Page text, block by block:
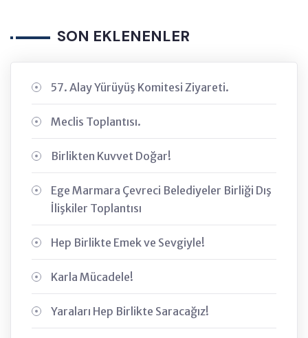
SON EKLENENLER
57. Alay Yürüyüş Komitesi Ziyareti.
Meclis Toplantısı.
Birlikten Kuvvet Doğar!
Ege Marmara Çevreci Belediyeler Birliği Dış
İlişkiler Toplantısı
Hep Birlikte Emek ve Sevgiyle!
Karla Mücadele!
Yaraları Hep Birlikte Saracağız!